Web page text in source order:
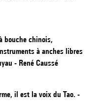
bouche chinois,
à anches libres
- René Caussé
il est la voix du Tao. -